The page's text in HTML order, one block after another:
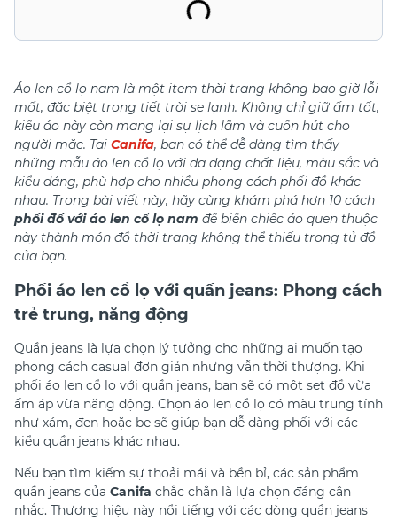
Áo len cổ lọ nam là một item thời trang không bao giờ lỗi
mốt, đặc biệt trong tiết trời se lạnh. Không chỉ giữ ấm tốt,
kiểu áo này còn mang lại sự lịch lãm và cuốn hút cho
người mặc. Tại Canifa, bạn có thể dễ dàng tìm thấy
những mẫu áo len cổ lọ với đa dạng chất liệu, màu sắc và
kiểu dáng, phù hợp cho nhiều phong cách phối đồ khác
nhau. Trong bài viết này, hãy cùng khám phá hơn 10 cách
phối đồ với áo len cổ lọ nam để biến chiếc áo quen thuộc
này thành món đồ thời trang không thể thiếu trong tủ đồ
của bạn.
Phối áo len cổ lọ với quần jeans: Phong cách
trẻ trung, năng động
Quần jeans là lựa chọn lý tưởng cho những ai muốn tạo
phong cách casual đơn giản nhưng vẫn thời thượng. Khi
phối áo len cổ lọ với quần jeans, bạn sẽ có một set đồ vừa
ấm áp vừa năng động. Chọn áo len cổ lọ có màu trung tính
như xám, đen hoặc be sẽ giúp bạn dễ dàng phối với các
kiểu quần jeans khác nhau.
Nếu bạn tìm kiếm sự thoải mái và bền bỉ, các sản phẩm
quần jeans của Canifa chắc chắn là lựa chọn đáng cân
nhắc. Thương hiệu này nổi tiếng với các dòng quần jeans